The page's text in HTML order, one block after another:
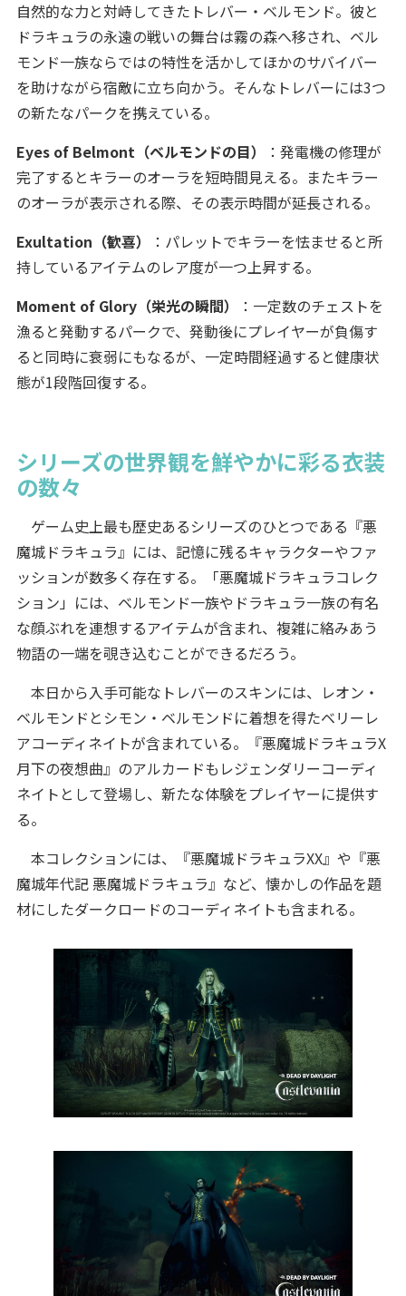
自然的な力と対峙してきたトレバー・ベルモンド。彼と
ドラキュラの永遠の戦いの舞台は霧の森へ移され、ベル
モンド一族ならではの特性を活かしてほかのサバイバー
を助けながら宿敵に立ち向かう。そんなトレバーには3つ
の新たなパークを携えている。
Eyes of Belmont（ベルモンドの目）
：発電機の修理が
完了するとキラーのオーラを短時間見える。またキラー
のオーラが表示される際、その表示時間が延長される。
Exultation（歓喜）
：パレットでキラーを怯ませると所
持しているアイテムのレア度が一つ上昇する。
Moment of Glory（栄光の瞬間）
：一定数のチェストを
漁ると発動するパークで、発動後にプレイヤーが負傷す
ると同時に衰弱にもなるが、一定時間経過すると健康状
態が1段階回復する。
シリーズの世界観を鮮やかに彩る衣装
の数々
ゲーム史上最も歴史あるシリーズのひとつである『悪
魔城ドラキュラ』には、記憶に残るキャラクターやファ
ッションが数多く存在する。「悪魔城ドラキュラコレク
ション」には、ベルモンド一族やドラキュラ一族の有名
な顔ぶれを連想するアイテムが含まれ、複雑に絡みあう
物語の一端を覗き込むことができるだろう。
本日から入手可能なトレバーのスキンには、レオン・
ベルモンドとシモン・ベルモンドに着想を得たベリーレ
アコーディネイトが含まれている。『悪魔城ドラキュラX
月下の夜想曲』のアルカードもレジェンダリーコーディ
ネイトとして登場し、新たな体験をプレイヤーに提供す
る。
本コレクションには、『悪魔城ドラキュラXX』や『悪
魔城年代記 悪魔城ドラキュラ』など、懐かしの作品を題
材にしたダークロードのコーディネイトも含まれる。